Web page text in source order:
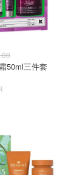
媒体拍到多
子就联想到疫
武汉撤离人员
糕、鲜花和玩
来说，
50ml三件套